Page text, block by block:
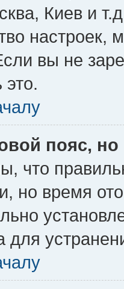
Киев и
настроек,
вы не
пояс,
что
но время
для